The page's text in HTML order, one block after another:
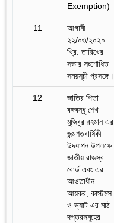
Exemption)
11
আগামী
২২/০৩/২০২০
খ্রি. তারিখের
সভার সংশোধিত
সময়সূচী প্রসঙ্গে।
12
জাতির পিতা
বঙ্গবন্ধু শেখ
মুজিবুর রহমান এর
জন্মশতবার্ষিকী
উদযাপন উপলক্ষে
জাতীয় রাজস্ব
বোর্ড এবং এর
আওতাধীন
আয়কর, কাস্টমস
ও ভ্যাট এর মাঠ
দপ্তরসমূহের